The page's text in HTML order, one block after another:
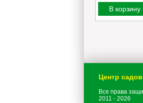
В корзину
Центр
Все права
2011 - 2026